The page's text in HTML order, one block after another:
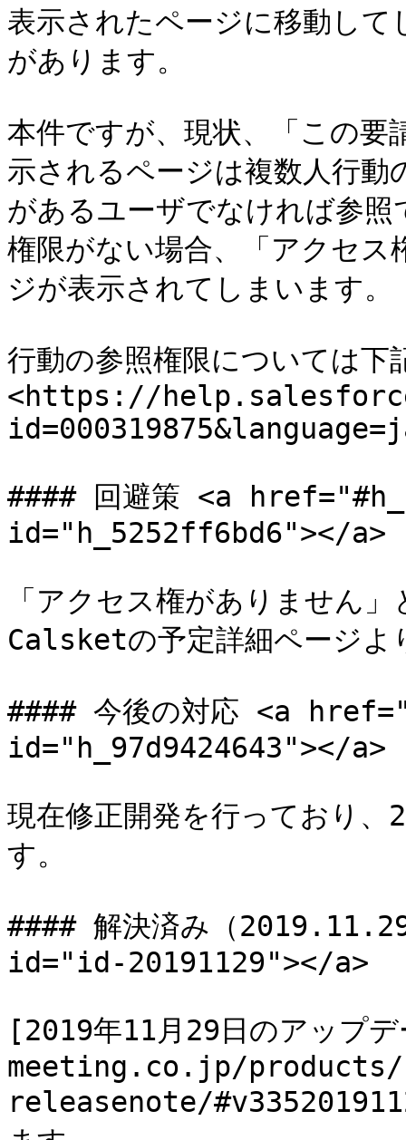
表示されたページに移動し
があります。
本件ですが、現状、「この要
示されるページは複数人行動
があるユーザでなければ参
権限がない場合、「アクセ
ジが表示されてしまいます。
行動の参照権限については
<https://
#### 回避策 <a
id="h_5252ff6bd6"></a>
「アクセス権がありません
Calsketの予定詳細ページよ
#### 今後の対応 <a
id="h_97d9424643"></a>
現在修正開発を行っており
す。
#### 解決済み（
id="id-20191129"></a>
[2019年11月29日のアッ
meeting.co.jp/
releasenote/